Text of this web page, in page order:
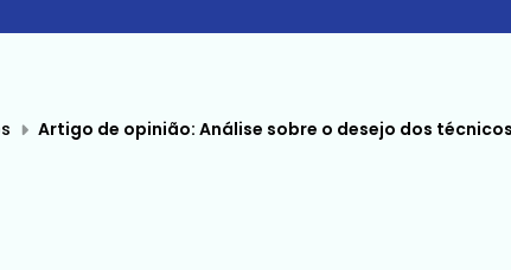
Artigo de opinião: Análise sobre o desejo dos técnicos judiciários de uma tabela remuneratória de 100-85-70 à luz das carreiras que eles mesmos